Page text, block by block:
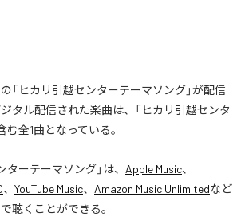
「ヒカリ引越センターテーマソング」が配信
タル配信された楽曲は、「ヒカリ引越センタ
む全1曲となっている。
ターテーマソング」は、 Apple Music、
、 YouTube Music、 Amazon Music Unlimitedなど
聴くことができる。